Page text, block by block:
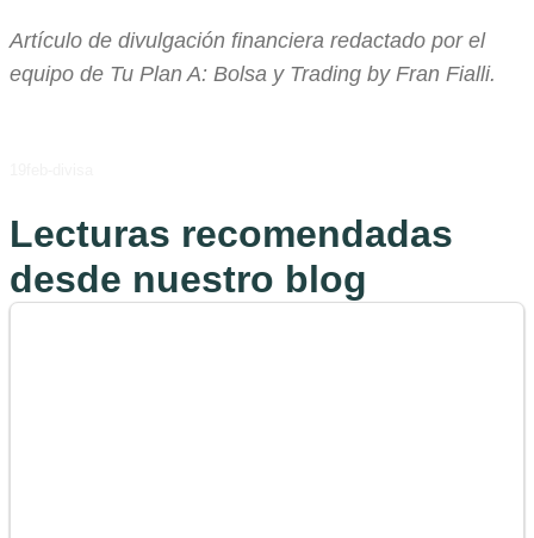
Artículo de divulgación financiera redactado por el
equipo de Tu Plan A: Bolsa y Trading by Fran Fialli.
Lecturas recomendadas
desde nuestro blog